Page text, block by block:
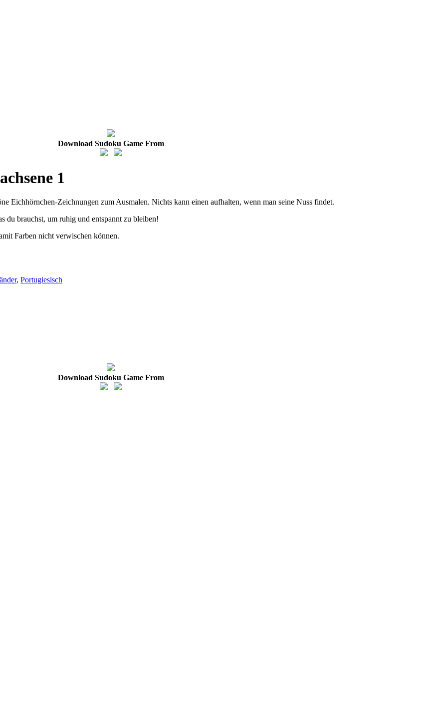
Download Sudoku Game From
1
Eichhörnchen-Zeichnungen zum Ausmalen. Nichts kann einen aufhalten, wenn man seine Nuss findet.
du brauchst, um ruhig und entspannt zu bleiben!
Farben nicht verwischen können.
, Portugiesisch
Download Sudoku Game From